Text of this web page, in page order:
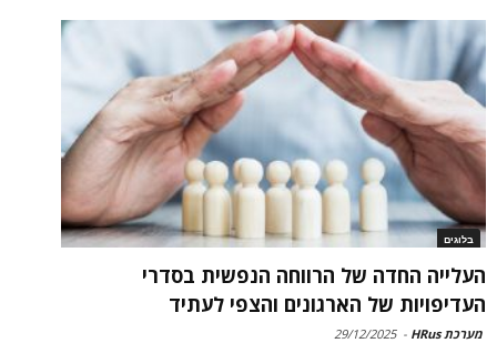
בלוגים
העלייה החדה של הרווחה הנפשית בסדרי
העדיפויות של הארגונים והצפי לעתיד
מערכת HRus -
29/12/2025